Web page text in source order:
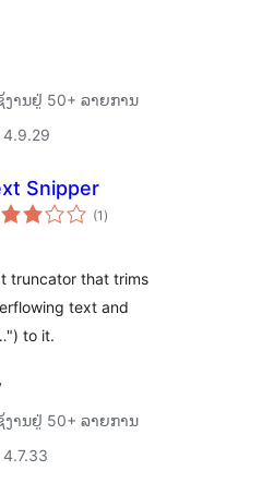
ານຢູ່ 50+ ລາຍການ
Snipper
(1 ຄະແນນ
ທັງໝົດ
)
truncator that trims
text and
to it.
ານຢູ່ 50+ ລາຍການ